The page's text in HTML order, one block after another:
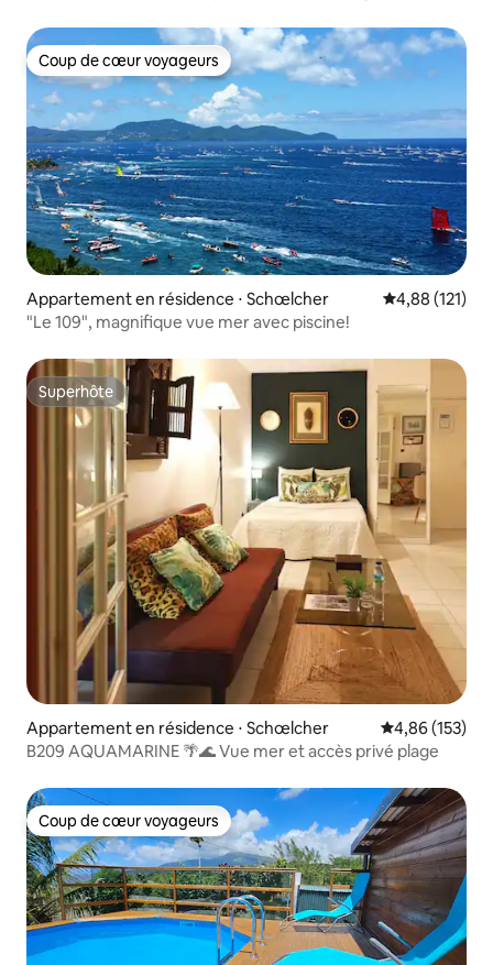
Coup de cœur voyageurs
Coup de cœur voyageurs
Appartement en résidence ⋅ Schœlcher Évaluation
4,88 (121)
"Le 109", magnifique vue mer avec piscine!
Superhôte
Superhôte
Appartement en résidence ⋅ Schœlcher Évaluation
4,86 (153)
B209 AQUAMARINE 🌴🌊 Vue mer et accès privé plage
Coup de cœur voyageurs
Coup de cœur voyageurs